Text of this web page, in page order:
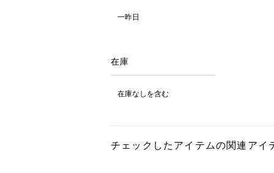
一昨日
在庫
在庫なしを含む
チェックしたアイテムの関連アイ